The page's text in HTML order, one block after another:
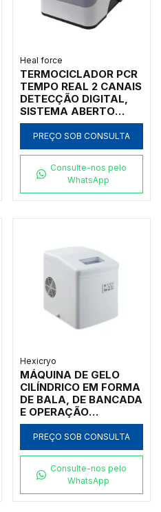
Heal force
TERMOCICLADOR PCR
TEMPO REAL 2 CANAIS
DETECÇÃO DIGITAL,
SISTEMA ABERTO
EQUIPADO COM 1
BLOCO COM 32 POÇOS
DE 0,2 ML, SAÍDA
- X320
PREÇO SOB CONSULTA
Consulte-nos pelo
WhatsApp
Hexicryo
MÁQUINA DE GELO
CILÍNDRICO EM FORMA
DE BALA, DE BANCADA
E OPERAÇÃO
CONTÍNUA,
CAPACIDADE PARA
PRODUZIR ATÉ
DEPÓSITO 2KG, 220V
PREÇO SOB CONSULTA
Consulte-nos pelo
WhatsApp